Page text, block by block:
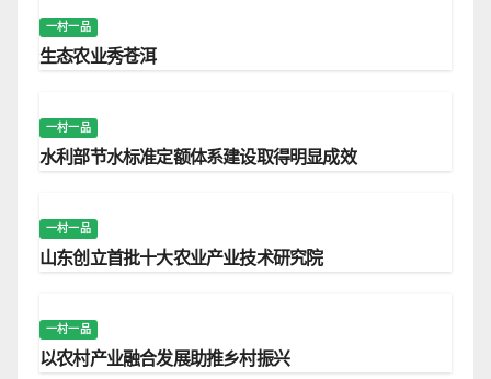
一村一品
生态农业秀苍洱
一村一品
水利部节水标准定额体系建设取得明显成效
一村一品
山东创立首批十大农业产业技术研究院
一村一品
以农村产业融合发展助推乡村振兴